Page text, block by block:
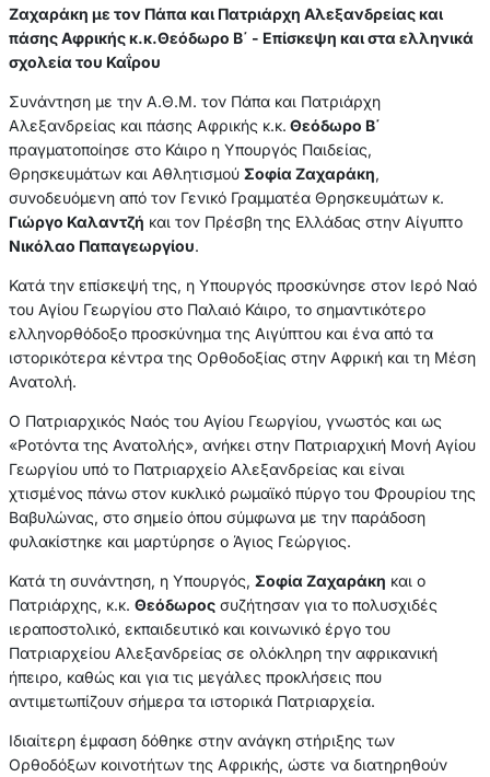
Ζαχαράκη με τον Πάπα και Πατριάρχη Αλεξανδρείας και
πάσης Αφρικής κ.κ.Θεόδωρο Β΄ - Επίσκεψη και στα ελληνικά
σχολεία του Καΐρου
Συνάντηση με την Α.Θ.Μ. τον Πάπα και Πατριάρχη
Αλεξανδρείας και πάσης Αφρικής κ.κ. Θεόδωρο Β΄
πραγματοποίησε στο Κάιρο η Υπουργός Παιδείας,
Θρησκευμάτων και Αθλητισμού Σοφία Ζαχαράκη,
συνοδευόμενη από τον Γενικό Γραμματέα Θρησκευμάτων κ.
Γιώργο Καλαντζή και τον Πρέσβη της Ελλάδας στην Αίγυπτο
Νικόλαο Παπαγεωργίου.
Κατά την επίσκεψή της, η Υπουργός προσκύνησε στον Ιερό Ναό
του Αγίου Γεωργίου στο Παλαιό Κάιρο, το σημαντικότερο
ελληνορθόδοξο προσκύνημα της Αιγύπτου και ένα από τα
ιστορικότερα κέντρα της Ορθοδοξίας στην Αφρική και τη Μέση
Ανατολή.
Ο Πατριαρχικός Ναός του Αγίου Γεωργίου, γνωστός και ως
«Ροτόντα της Ανατολής», ανήκει στην Πατριαρχική Μονή Αγίου
Γεωργίου υπό το Πατριαρχείο Αλεξανδρείας και είναι
χτισμένος πάνω στον κυκλικό ρωμαϊκό πύργο του Φρουρίου της
Βαβυλώνας, στο σημείο όπου σύμφωνα με την παράδοση
φυλακίστηκε και μαρτύρησε ο Άγιος Γεώργιος.
Κατά τη συνάντηση, η Υπουργός, Σοφία Ζαχαράκη και ο
Πατριάρχης, κ.κ. Θεόδωροςσυζήτησαν για το πολυσχιδές
ιεραποστολικό, εκπαιδευτικό και κοινωνικό έργο του
Πατριαρχείου Αλεξανδρείας σε ολόκληρη την αφρικανική
ήπειρο, καθώς και για τις μεγάλες προκλήσεις που
αντιμετωπίζουν σήμερα τα ιστορικά Πατριαρχεία.
Ιδιαίτερη έμφαση δόθηκε στην ανάγκη στήριξης των
Ορθοδόξων κοινοτήτων της Αφρικής, ώστε να διατηρηθούν